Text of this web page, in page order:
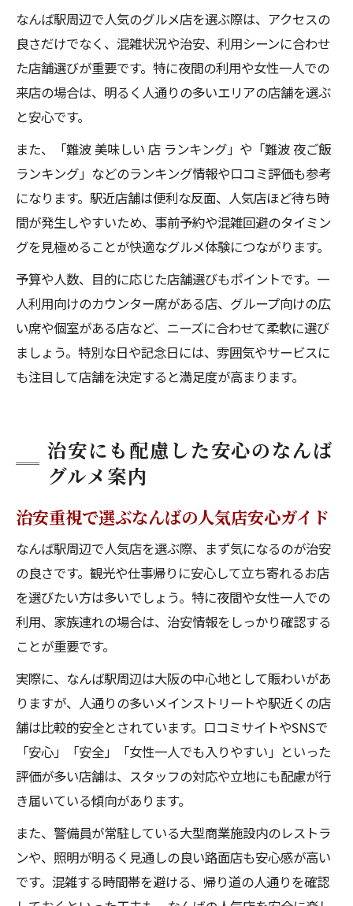
なんば駅周辺で人気のグルメ店を選ぶ際は、アクセスの
良さだけでなく、混雑状況や治安、利用シーンに合わせ
た店舗選びが重要です。特に夜間の利用や女性一人での
来店の場合は、明るく人通りの多いエリアの店舗を選ぶ
と安心です。
また、「難波 美味しい 店 ランキング」や「難波 夜ご飯
ランキング」などのランキング情報や口コミ評価も参考
になります。駅近店舗は便利な反面、人気店ほど待ち時
間が発生しやすいため、事前予約や混雑回避のタイミン
グを見極めることが快適なグルメ体験につながります。
予算や人数、目的に応じた店舗選びもポイントです。一
人利用向けのカウンター席がある店、グループ向けの広
い席や個室がある店など、ニーズに合わせて柔軟に選び
ましょう。特別な日や記念日には、雰囲気やサービスに
も注目して店舗を決定すると満足度が高まります。
治安にも配慮した安心のなんば
グルメ案内
治安重視で選ぶなんばの人気店安心ガイド
なんば駅周辺で人気店を選ぶ際、まず気になるのが治安
の良さです。観光や仕事帰りに安心して立ち寄れるお店
を選びたい方は多いでしょう。特に夜間や女性一人での
利用、家族連れの場合は、治安情報をしっかり確認する
ことが重要です。
実際に、なんば駅周辺は大阪の中心地として賑わいがあ
りますが、人通りの多いメインストリートや駅近くの店
舗は比較的安全とされています。口コミサイトやSNSで
「安心」「安全」「女性一人でも入りやすい」といった
評価が多い店舗は、スタッフの対応や立地にも配慮が行
き届いている傾向があります。
また、警備員が常駐している大型商業施設内のレストラ
ンや、照明が明るく見通しの良い路面店も安心感が高い
です。混雑する時間帯を避ける、帰り道の人通りを確認